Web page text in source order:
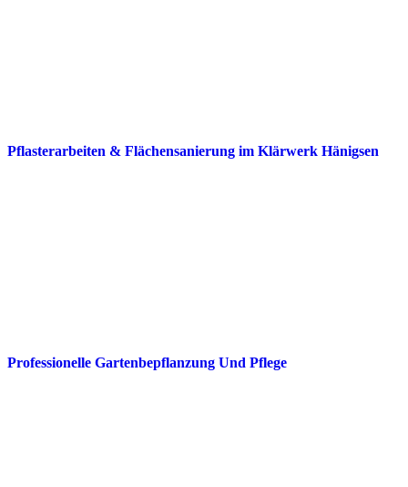
Pflasterarbeiten & Flächensanierung im Klärwerk Hänigsen
Professionelle Gartenbepflanzung Und Pflege